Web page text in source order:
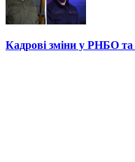
Кадрові зміни у РНБО та